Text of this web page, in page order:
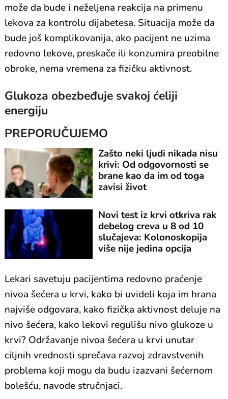
može da bude i neželjena reakcija na primenu
lekova za kontrolu dijabetesa. Situacija može da
bude još komplikovanija, ako pacijent ne uzima
redovno lekove, preskače ili konzumira preobilne
obroke, nema vremena za fizičku aktivnost.
Glukoza obezbeđuje svakoj ćeliji
energiju
PREPORUČUJEMO
Zašto neki ljudi nikada nisu
krivi: Od odgovornosti se
brane kao da im od toga
zavisi život
Novi test iz krvi otkriva rak
debelog creva u 8 od 10
slučajeva: Kolonoskopija
više nije jedina opcija
Lekari savetuju pacijentima redovno praćenje
nivoa šećera u krvi, kako bi uvideli koja im hrana
najviše odgovara, kako fizička aktivnost deluje na
nivo šećera, kako lekovi regulišu nivo glukoze u
krvi? Održavanje nivoa šećera u krvi unutar
ciljnih vrednosti sprečava razvoj zdravstvenih
problema koji mogu da budu izazvani šećernom
bolešću, navode stručnjaci.